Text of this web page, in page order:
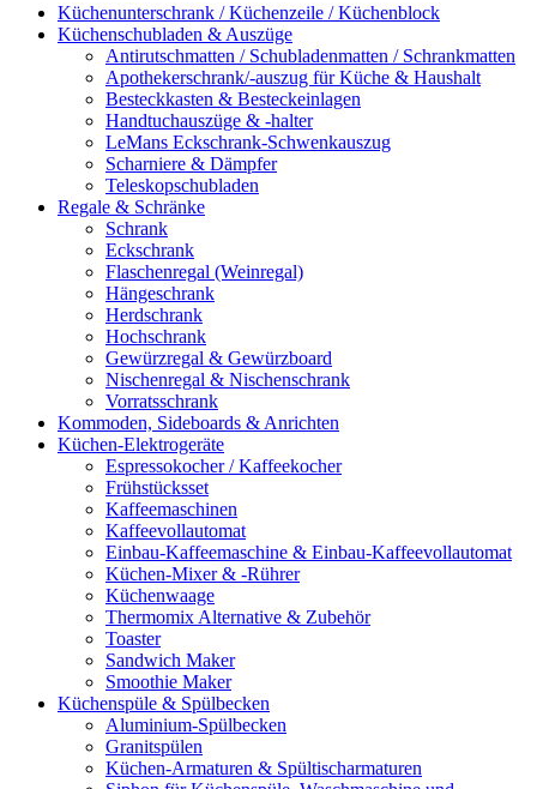
Küchenunterschrank / Küchenzeile / Küchenblock
Küchenschubladen & Auszüge
Antirutschmatten / Schubladenmatten / Schrankmatten
Apothekerschrank/-auszug für Küche & Haushalt
Besteckkasten & Besteckeinlagen
Handtuchauszüge & -halter
LeMans Eckschrank-Schwenkauszug
Scharniere & Dämpfer
Teleskopschubladen
Regale & Schränke
Schrank
Eckschrank
Flaschenregal (Weinregal)
Hängeschrank
Herdschrank
Hochschrank
Gewürzregal & Gewürzboard
Nischenregal & Nischenschrank
Vorratsschrank
Kommoden, Sideboards & Anrichten
Küchen-Elektrogeräte
Espressokocher / Kaffeekocher
Frühstücksset
Kaffeemaschinen
Kaffeevollautomat
Einbau-Kaffeemaschine & Einbau-Kaffeevollautomat
Küchen-Mixer & -Rührer
Küchenwaage
Thermomix Alternative & Zubehör
Toaster
Sandwich Maker
Smoothie Maker
Küchenspüle & Spülbecken
Aluminium-Spülbecken
Granitspülen
Küchen-Armaturen & Spültischarmaturen